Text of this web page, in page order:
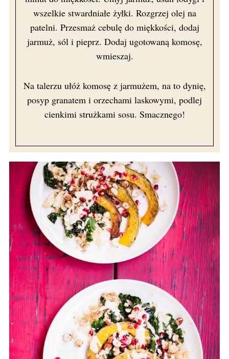
wszelkie stwardniałe żyłki. Rozgrzej olej na
patelni. Przesmaż cebulę do miękkości, dodaj
jarmuż, sól i pieprz. Dodaj ugotowaną komosę,
wmieszaj.
Na talerzu ułóż komosę z jarmużem, na to dynię,
posyp granatem i orzechami laskowymi, podlej
cienkimi strużkami sosu. Smacznego!